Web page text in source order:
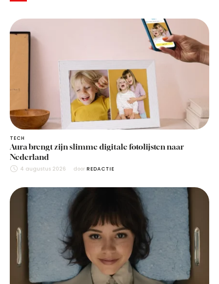
TECH
Aura brengt zijn slimme digitale fotolijsten naar
Nederland
4 augustus 2026 door REDACTIE